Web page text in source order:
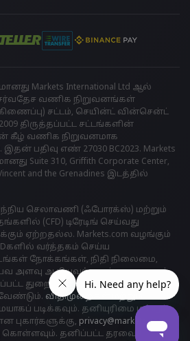
Markets International Ltd ஆல்
சர்வதேச வணிக நிறுவனங்கள்
சட்டம், செயின்ட் வின்சென்ட்
திருத்தப்பட்ட சட்டங்களின்
கீழ் வணிக நிறுவனமாக
பதிவு எண் 27030 BC2023. Markets
Suite 310, Griffith Corporate Center,
and the Grenadines இடத்தில்
செலாவணி (ஃபோரக்ஸ்) மற்றும்
(CFD) டிரேடிங் செய்வது
ஏற்றதல்ல. Markets.com வழங்கும்
வர்த்தகம் செய்ய
உங்கள் நோக்கங்கள், நிதி நிலைமை,
அளவு ஆகியவற்றைக் கவனமாகப்
துறைசார் நிபுணரின்
விதிமுறைகள் மற்றும்
படிக்கவும். தனியுரிமை மற்றும்
புகார்களுக்கு, privacy@markets.com
தனிப்பட்ட தரவைக்